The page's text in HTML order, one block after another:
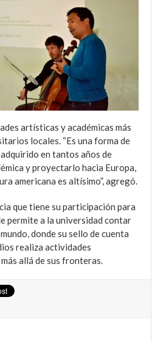
artísticas y académicas más
locales. “Es una forma de
en tantos años de
y proyectarlo hacia Europa,
americana es altísimo”, agregó.
que tiene su participación para
permite a la universidad contar
donde su sello de cuenta
realiza actividades
allá de sus fronteras.